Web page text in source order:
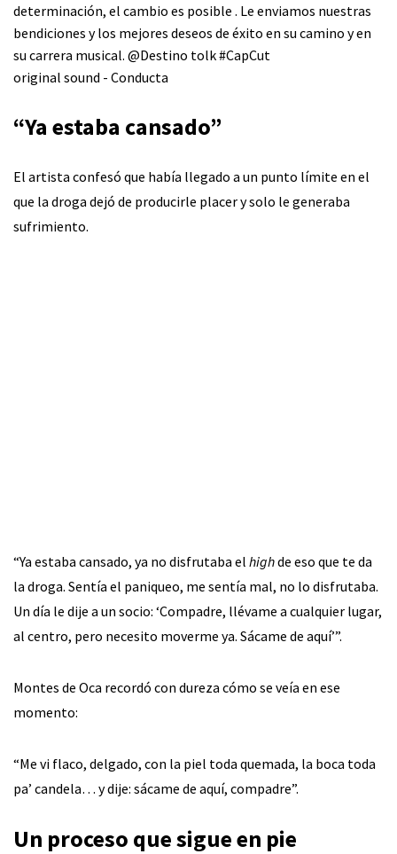
determinación, el cambio es posible . Le enviamos nuestras
bendiciones y los mejores deseos de éxito en su camino y en
su carrera musical. @Destino tolk#CapCut
original sound - Conducta
“Ya estaba cansado”
El artista confesó que había llegado a un punto límite en el
que la droga dejó de producirle placer y solo le generaba
sufrimiento.
“Ya estaba cansado, ya no disfrutaba el highde eso que te da
la droga. Sentía el paniqueo, me sentía mal, no lo disfrutaba.
Un día le dije a un socio: ‘Compadre, llévame a cualquier lugar,
al centro, pero necesito moverme ya. Sácame de aquí’”.
Montes de Oca recordó con dureza cómo se veía en ese
momento:
“Me vi flaco, delgado, con la piel toda quemada, la boca toda
pa’ candela… y dije: sácame de aquí, compadre”.
Un proceso que sigue en pie